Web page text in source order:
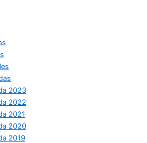
2023
2022
2021
2020
2019